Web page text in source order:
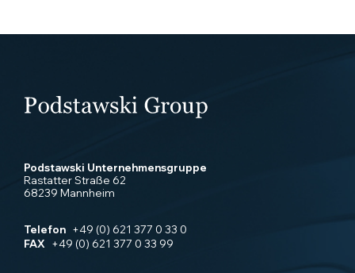
Podstawski Unternehmensgruppe
Rastatter Straße 62
68239 Mannheim
Telefon +49 (0) 621 377 0 33 0
FAX
+49 (0) 621 377 0 33 99